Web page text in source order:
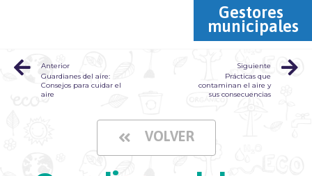
Gestores
municipales
Anterior
Guardianes del aire:
Consejos para cuidar el
aire
Siguiente
Prácticas que
contaminan el aire y
sus consecuencias
VOLVER